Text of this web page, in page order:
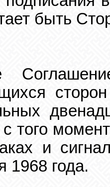
быть
того
и
1968 года.